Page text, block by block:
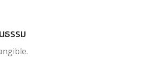
ธรรม